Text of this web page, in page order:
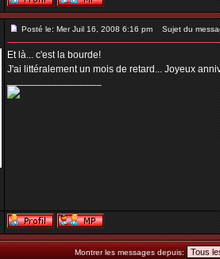
Posté le: Mer Juil 16, 2008 6:16 pm Sujet du
Et là... c'est la bourde!
J'ai littéralement un mois de retard... Joyeux
_________________
Montrer les messages depuis: